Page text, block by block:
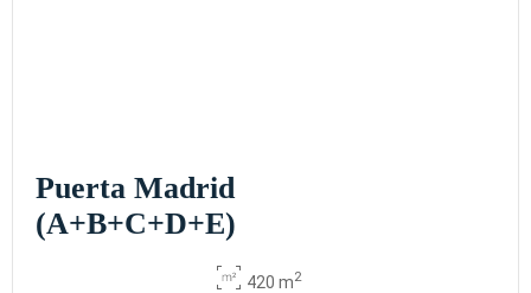
Puerta Madrid
(A+B+C+D+E)
420 m2